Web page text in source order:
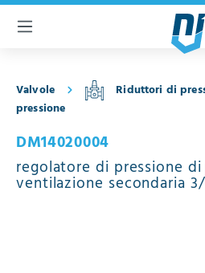
principale
Valvole Riduttori di
pressione
DM14020004
regolatore di pressione
ventilazione secondaria